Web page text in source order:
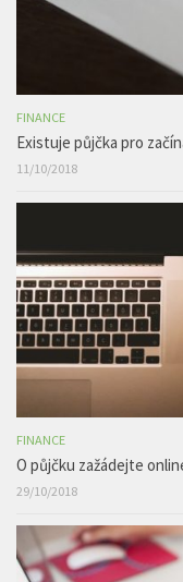
FINANCE
Existuje půjčka pro
11/10/2018
FINANCE
O půjčku zažádejte
29/10/2018